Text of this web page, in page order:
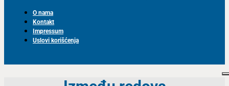
O nama
Kontakt
Impressum
Uslovi korišćenja